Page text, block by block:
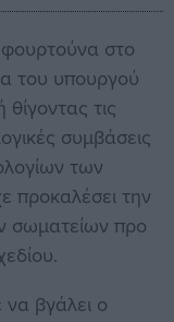
στο
του υπουργού
τις
συμβάσεις
των
προκαλέσει την
σωματείων προ
βγάλει ο